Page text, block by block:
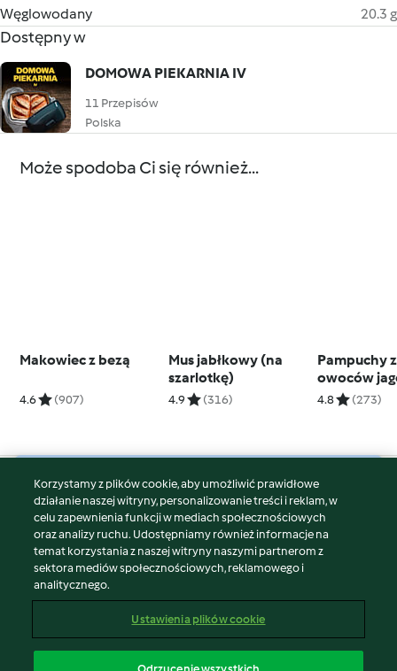
Węglowodany
20.3 g
Dostępny w
DOMOWA PIEKARNIA IV
11 Przepisów
Polska
Może spodoba Ci się również...
Makowiec z bezą
4.6 (907)
Mus jabłkowy (na
szarlotkę)
4.9 (316)
Pampuchy
owoców
4.8 (273)
© Copyright 2026
Warunki korzystania
Polityka prywatności
Disclaimer
Znak wydawcy
Zgłoś treść
Korzystamy z plików cookie, aby umożliwić prawidłowe
działanie naszej witryny, personalizowanie treści i reklam, w
celu zapewnienia funkcji w mediach społecznościowych
oraz analizy ruchu. Udostępniamy również informacje na
temat korzystania z naszej witryny naszymi partnerom z
sektora mediów społecznościowych, reklamowego i
analitycznego.
Ustawienia plików cookie